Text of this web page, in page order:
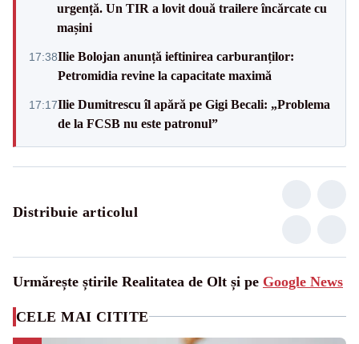
urgență. Un TIR a lovit două trailere încărcate cu
mașini
17:38Ilie Bolojan anunță ieftinirea carburanților:
Petromidia revine la capacitate maximă
17:17Ilie Dumitrescu îl apără pe Gigi Becali: „Problema
de la FCSB nu este patronul”
Distribuie articolul
Urmărește știrile Realitatea de Olt și pe Google News
CELE MAI CITITE